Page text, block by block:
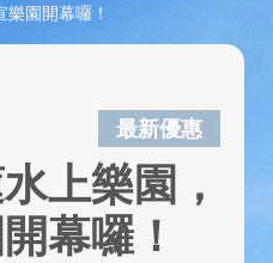
園開幕囉！
最新優惠
上樂園，
幕囉！